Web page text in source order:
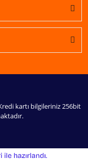
kartı bilgileriniz 256bit
e-